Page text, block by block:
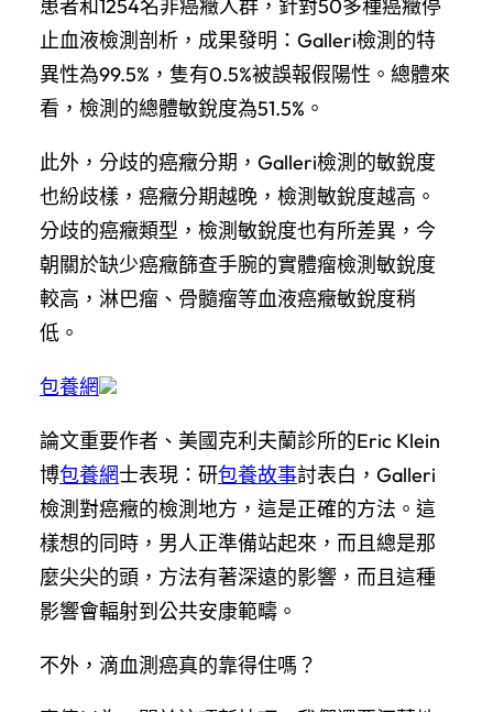
患者和1254名非癌癥人群，針對50多種癌癥停
止血液檢測剖析，成果發明：Galleri檢測的特
異性為99.5%，隻有0.5%被誤報假陽性。總體來
看，檢測的總體敏銳度為51.5%。
此外，分歧的癌癥分期，Galleri檢測的敏銳度
也紛歧樣，癌癥分期越晚，檢測敏銳度越高。
分歧的癌癥類型，檢測敏銳度也有所差異，今
朝關於缺少癌癥篩查手腕的實體瘤檢測敏銳度
較高，淋巴瘤、骨髓瘤等血液癌癥敏銳度稍
低。
包養網
論文重要作者、美國克利夫蘭診所的Eric Klein
博包養網士表現：研包養故事討表白，Galleri
檢測對癌癥的檢測地方，這是正確的方法。這
樣想的同時，男人正準備站起來，而且總是那
麼尖尖的頭，方法有著深遠的影響，而且這種
影響會輻射到公共安康範疇。
不外，滴血測癌真的靠得住嗎？